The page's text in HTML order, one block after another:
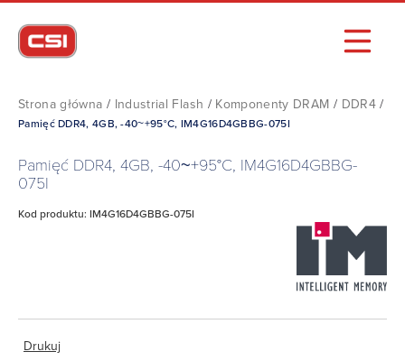
Strona główna / Industrial Flash / Komponenty DRAM / DDR4 /
Pamięć DDR4, 4GB, -40~+95°C, IM4G16D4GBBG-075I
Pamięć DDR4, 4GB, -40~+95°C, IM4G16D4GBBG-
075I
Kod produktu: IM4G16D4GBBG-075I
Drukuj